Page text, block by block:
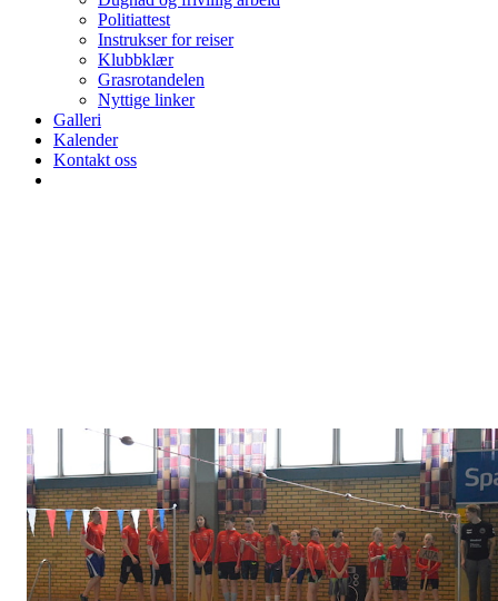
Politiattest
Instrukser for reiser
Klubbklær
Grasrotandelen
Nyttige linker
Galleri
Kalender
Kontakt oss